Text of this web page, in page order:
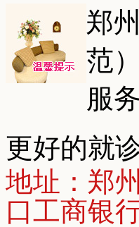
郑
范
服
更好的就诊
地址：郑
口工商银